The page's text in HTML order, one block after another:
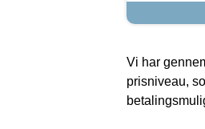
Vi har
prisniveau,